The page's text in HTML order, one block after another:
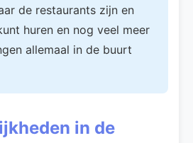
de restaurants zijn en
huren en nog veel meer
allemaal in de buurt
in de